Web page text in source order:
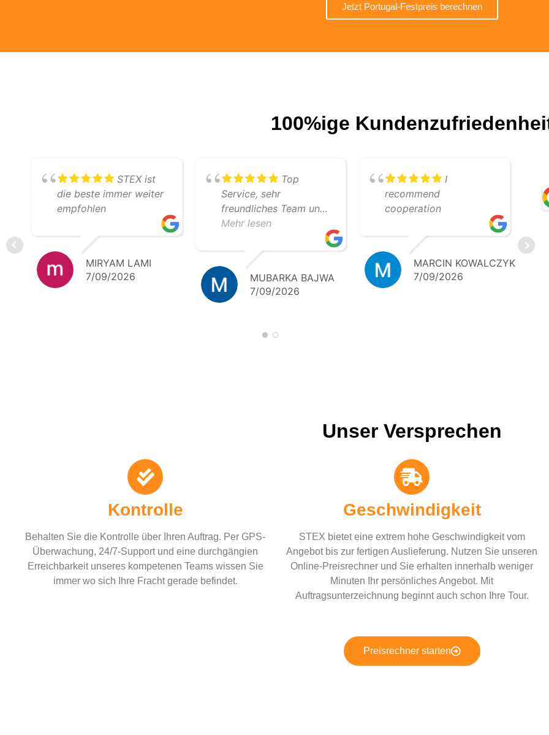
Jetzt Portugal-Festpreis berechnen
100%ige
STEX ist
die beste immer weiter
empfohlen
MIRYAM LAMI
7/09/2026
Top
Service, sehr
freundliches Team und
professionelle
freuen uns auf weitere
gemeinsame
Transporte. Klare
Empfehlung – 5 Sterne!
Mehr lesen
MUBARKA BAJWA
7/09/2026
I
recommend
cooperation
MARCIN KOWALCZYK
7/09/2026
Unser Versprechen
Kontrolle
Behalten Sie die Kontrolle über Ihren Auftrag. Per GPS-
Überwachung, 24/7-Support und eine durchgängien
Erreichbarkeit unseres kompetenen Teams wissen Sie
immer wo sich Ihre Fracht gerade befindet.
Geschwindigkeit
STEX bietet eine extrem hohe Geschwindigkeit vom
Angebot bis zur fertigen Auslieferung. Nutzen Sie unseren
Online-Preisrechner und Sie erhalten innerhalb weniger
Minuten Ihr persönliches Angebot. Mit
Auftragsunterzeichnung beginnt auch schon Ihre Tour.
Preisrechner starten